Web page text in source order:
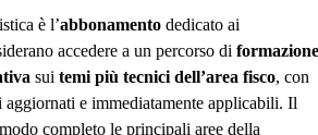
è l’abbonamento dedicato ai
accedere a un percorso di formazione
sui temi più tecnici dell’area fisco, con
aggiornati e immediatamente applicabili. Il
completo le principali aree della